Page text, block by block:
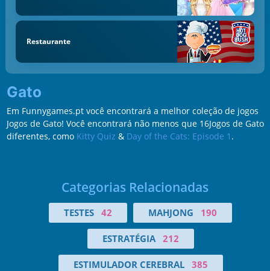
Restaurante
Gato
Em Funnygames.pt você encontrará a melhor coleção de jogos
Jogos de Gato! Você encontrará não menos que 16Jogos de Gato
diferentes, como Kitty Quiz & Day of the Cats: Episode 1 .
Categorias Relacionadas
TESTES 42 MAHJONG 190
ESTRATÉGIA 212
ESTIMULADOR CEREBRAL 385